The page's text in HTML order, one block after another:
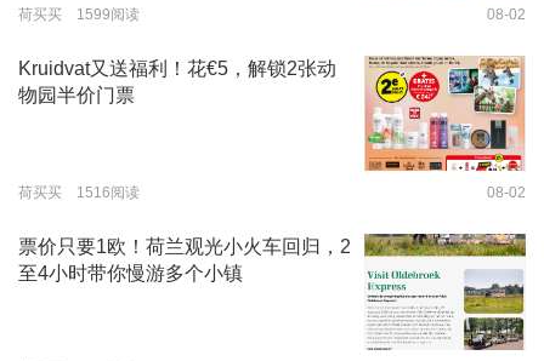
荷买买 1599阅读 08-02
Kruidvat又送福利！花€5，解锁2张动
物园半价门票
荷买买 1516阅读 08-02
票价只要1欧！荷兰观光小火车回归，2
至4小时带你慢游多个小镇